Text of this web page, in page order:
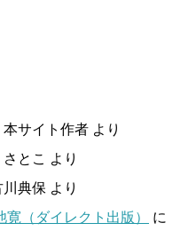
本サイト作者 より
さとこ より
川典保 より
寛（ダイレクト出版）
に